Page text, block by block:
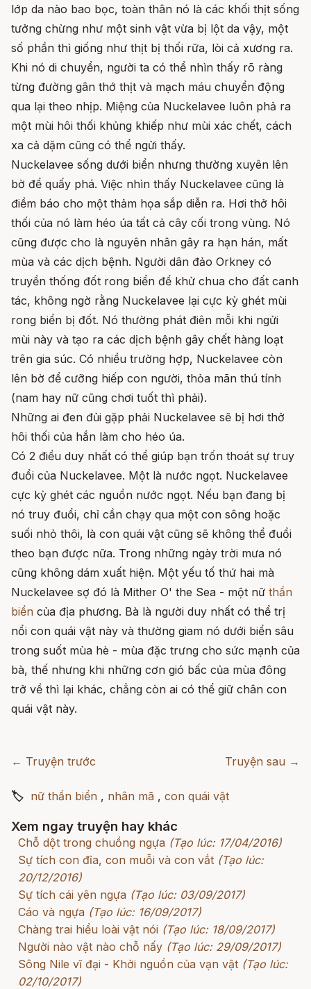
lớp da nào bao bọc, toàn thân nó là các khối thịt sống
tưởng chừng như một sinh vật vừa bị lột da vậy, một
số phần thì giống như thịt bị thối rữa, lòi cả xương ra.
Khi nó di chuyển, người ta có thể nhìn thấy rõ ràng
từng đường gân thớ thịt và mạch máu chuyển động
qua lại theo nhịp. Miệng của Nuckelavee luôn phả ra
một mùi hôi thối khủng khiếp như mùi xác chết, cách
xa cả dặm cũng có thể ngửi thấy.
Nuckelavee sống dưới biển nhưng thường xuyên lên
bờ để quấy phá. Việc nhìn thấy Nuckelavee cũng là
điềm báo cho một thảm họa sắp diễn ra. Hơi thở hôi
thối của nó làm héo úa tất cả cây cối trong vùng. Nó
cũng được cho là nguyên nhân gây ra hạn hán, mất
mùa và các dịch bệnh. Người dân đảo Orkney có
truyền thống đốt rong biển để khử chua cho đất canh
tác, không ngờ rằng Nuckelavee lại cực kỳ ghét mùi
rong biển bị đốt. Nó thường phát điên mỗi khi ngửi
mùi này và tạo ra các dịch bệnh gây chết hàng loạt
trên gia súc. Có nhiều trường hợp, Nuckelavee còn
lên bờ để cưỡng hiếp con người, thỏa mãn thú tính
(nam hay nữ cũng chơi tuốt thì phải).
Những ai đen đủi gặp phải Nuckelavee sẽ bị hơi thở
hôi thối của hắn làm cho héo úa.
Có 2 điều duy nhất có thể giúp bạn trốn thoát sự truy
đuổi của Nuckelavee. Một là nước ngọt. Nuckelavee
cực kỳ ghét các nguồn nước ngọt. Nếu bạn đang bị
nó truy đuổi, chỉ cần chạy qua một con sông hoặc
suối nhỏ thôi, là con quái vật cũng sẽ không thể đuổi
theo bạn được nữa. Trong những ngày trời mưa nó
cũng không dám xuất hiện. Một yếu tố thứ hai mà
Nuckelavee sợ đó là Mither O' the Sea - một nữ thần
biển của địa phương. Bà là người duy nhất có thể trị
nổi con quái vật này và thường giam nó dưới biển sâu
trong suốt mùa hè - mùa đặc trưng cho sức mạnh của
bà, thế nhưng khi những cơn gió bấc của mùa đông
trở về thì lại khác, chẳng còn ai có thể giữ chân con
quái vật này.
← Truyện trước Truyện sau →
🏷 nữ thần biển , nhân mã , con quái vật
Xem ngay truyện hay khác
Chỗ dột trong chuồng ngựa (Tạo lúc: 17/04/2016)
Sự tích con đỉa, con muỗi và con vắt (Tạo lúc:
20/12/2016)
Sự tích cái yên ngựa (Tạo lúc: 03/09/2017)
Cáo và ngựa (Tạo lúc: 16/09/2017)
Chàng trai hiểu loài vật nói (Tạo lúc: 18/09/2017)
Người nào vật nào chỗ nấy (Tạo lúc: 29/09/2017)
Sông Nile vĩ đại - Khởi nguồn của vạn vật (Tạo lúc:
02/10/2017)